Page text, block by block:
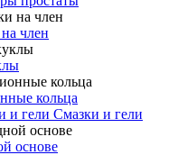
член
кольца
Смазки и гели
основе